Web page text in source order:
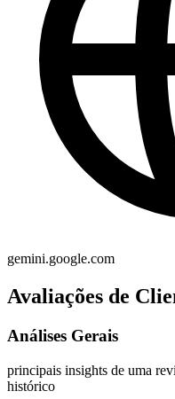
gemini.google.com
Avaliações de
Análises Gerais
principais insights de uma
histórico